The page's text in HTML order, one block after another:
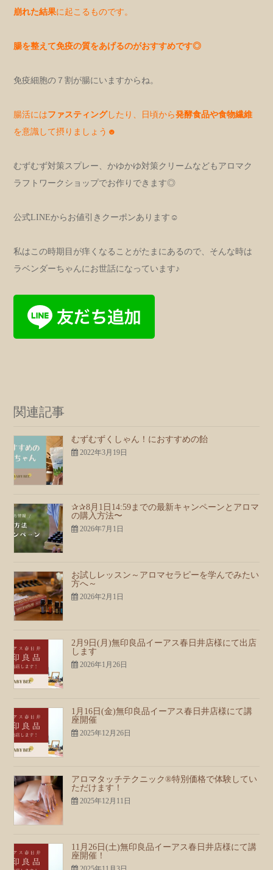
崩れた結果に起こるものです。
腸を整えて免疫の質をあげるのがおすすめです◎
免疫細胞の７割が腸にいますからね。
腸活にはファスティングしたり、日頃から発酵食品や食物繊維
を意識して摂りましょう☻
むずむず対策スプレー、かゆかゆ対策クリームなどもアロマク
ラフトワークショップでお作りできます◎
公式LINEからお値引きクーポンあります☺︎
私はこの時期目が痒くなることがたまにあるので、そんな時は
ラベンダーちゃんにお世話になっています♪
関連記事
むずむずくしゃん！におすすめの飴
2022年3月19日
✰✰8月1日14:59までの最新キャンペーンとアロマ
の購入方法〜
2026年7月1日
お試しレッスン～アロマセラピーを学んでみたい
方へ～
2026年2月1日
2月9日(月)無印良品イーアス春日井店様にて出店
します
2026年1月26日
1月16日(金)無印良品イーアス春日井店様にて講
座開催
2025年12月26日
アロマタッチテクニック®︎特別価格で体験してい
ただけます！
2025年12月11日
11月26日(土)無印良品イーアス春日井店様にて講
座開催！